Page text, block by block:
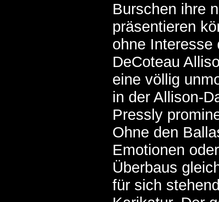
Burschen ihre
präsentieren
ohne Interesse
DeCoteau
eine völlig
in der Allison-
Pressly
Ohne den
Emotionen
Überbaus
für sich